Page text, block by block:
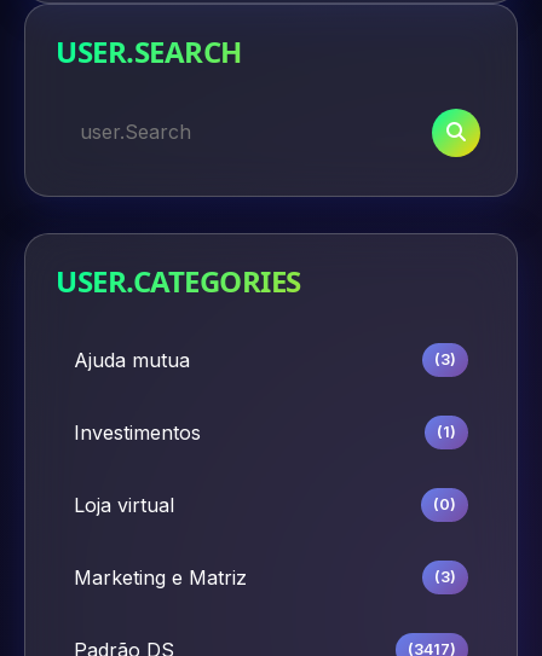
USER.SEARCH
USER.CATEGORIES
Ajuda mutua (3)
Investimentos (1)
Loja virtual (0)
Marketing e Matriz (3)
Padrão DS (3417)